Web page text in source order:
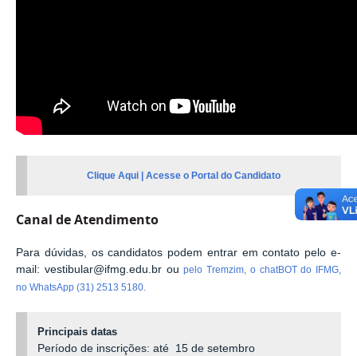
Clique Aqui | Acesse o Portal do Candidato
Canal de Atendimento
Para dúvidas, os candidatos podem entrar em contato pelo e-
mail: vestibular@ifmg.edu.br oupelo Tremzim, o chatBOT do IFMG,
no WhatsApp (31) 2513 5180.
Principais datas
Período de inscrições: até 15 de setembro